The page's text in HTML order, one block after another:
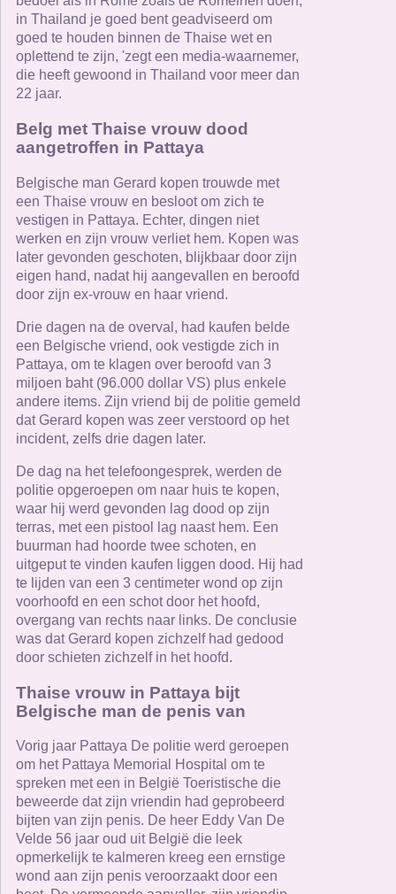
in Thailand je goed bent geadviseerd om
goed te houden binnen de Thaise wet en
oplettend te zijn, 'zegt een media-waarnemer,
die heeft gewoond in Thailand voor meer dan
22 jaar.
Belg met Thaise vrouw dood
aangetroffen in Pattaya
Belgische man Gerard kopen trouwde met
een Thaise vrouw en besloot om zich te
vestigen in Pattaya. Echter, dingen niet
werken en zijn vrouw verliet hem. Kopen was
later gevonden geschoten, blijkbaar door zijn
eigen hand, nadat hij aangevallen en beroofd
door zijn ex-vrouw en haar vriend.
Drie dagen na de overval, had kaufen belde
een Belgische vriend, ook vestigde zich in
Pattaya, om te klagen over beroofd van 3
miljoen baht (96.000 dollar VS) plus enkele
andere items. Zijn vriend bij de politie gemeld
dat Gerard kopen was zeer verstoord op het
incident, zelfs drie dagen later.
De dag na het telefoongesprek, werden de
politie opgeroepen om naar huis te kopen,
waar hij werd gevonden lag dood op zijn
terras, met een pistool lag naast hem. Een
buurman had hoorde twee schoten, en
uitgeput te vinden kaufen liggen dood. Hij had
te lijden van een 3 centimeter wond op zijn
voorhoofd en een schot door het hoofd,
overgang van rechts naar links. De conclusie
was dat Gerard kopen zichzelf had gedood
door schieten zichzelf in het hoofd.
Thaise vrouw in Pattaya bijt
Belgische man de penis van
Vorig jaar Pattaya De politie werd geroepen
om het Pattaya Memorial Hospital om te
spreken met een in België Toeristische die
beweerde dat zijn vriendin had geprobeerd
bijten van zijn penis. De heer Eddy Van De
Velde 56 jaar oud uit België die leek
opmerkelijk te kalmeren kreeg een ernstige
wond aan zijn penis veroorzaakt door een